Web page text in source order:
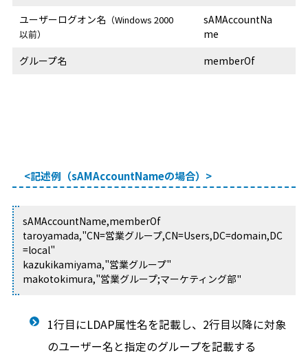
ユーザーログオン名 （Windows 2000
以前）
sAMAccountNa
me
グループ名
memberOf
<記述例（sAMAccountNameの場合）>
sAMAccountName,memberOf
taroyamada,"CN=営業グループ,CN=Users,DC=domain,DC
=local"
kazukikamiyama,"営業グループ"
makotokimura,"営業グループ;マーケティング部"
1行目にLDAP属性名を記載し、2行目以降に対象
のユーザー名と指定のグループを記載する